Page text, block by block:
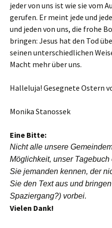
jeder von uns ist wie sie vom
gerufen. Er meint jede und
und jeden von uns, die frohe
bringen: Jesus hat den Tod
seinen unterschiedlichen
Macht mehr über uns.
Halleluja! Gesegnete Ostern
Monika Stanossek
Eine Bitte:
Nicht alle unsere
Möglichkeit, unser
Sie jemanden kennen, der
Sie den Text aus und
Spaziergang?) vorbei.
Vielen Dank!